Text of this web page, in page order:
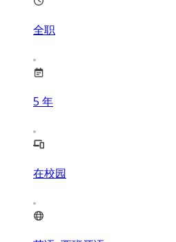
全职
5 年
在校园